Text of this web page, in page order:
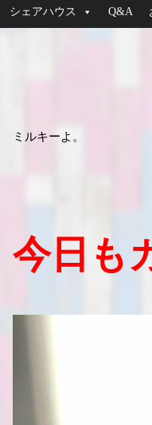
シェアハウス Q&A
ミルキーよ。
今日も